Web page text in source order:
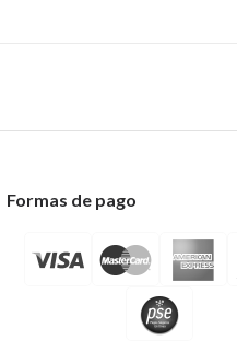
Formas de pago